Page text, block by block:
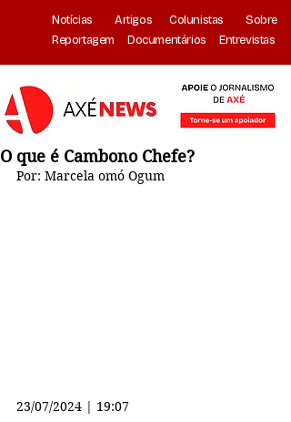
Notícias Artigos Colunistas
Sobre
Reportagem
Documentários Entrevistas
O que é Cambono Chefe?
Por: Marcela omó Ogum
23/07/2024 | 19:07